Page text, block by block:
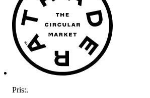
Pris:.